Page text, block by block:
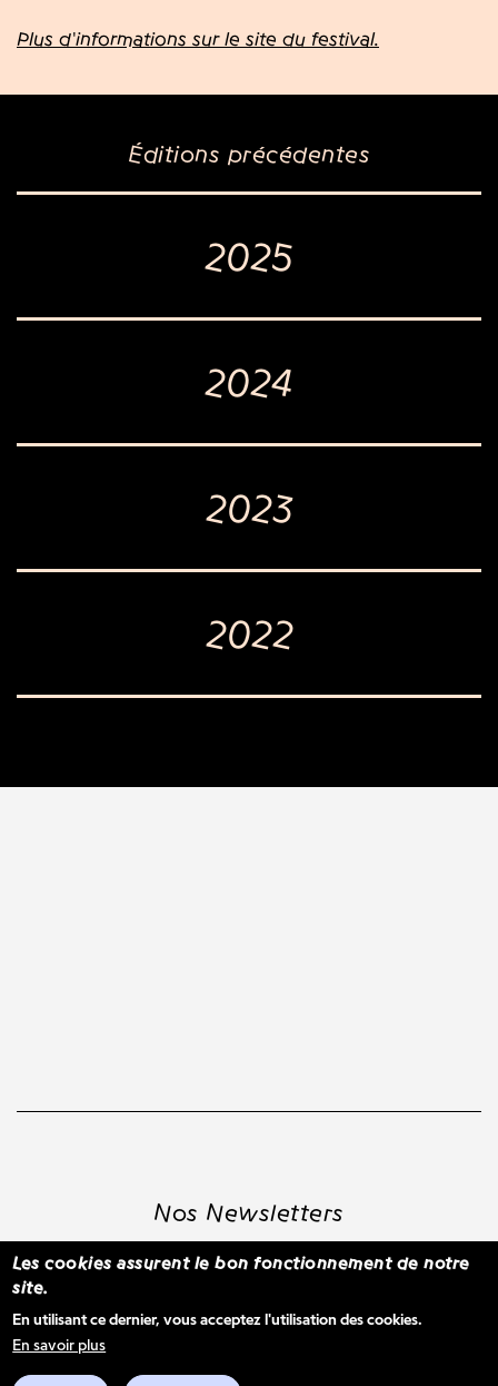
Plus d'informations sur le site du festival.
Éditions précédentes
2025
2024
2023
2022
Nos Newsletters
Voir les derniers envois
Les cookies assurent le bon fonctionnement de notre
site.
En utilisant ce dernier, vous acceptez l'utilisation des cookies.
En savoir plus